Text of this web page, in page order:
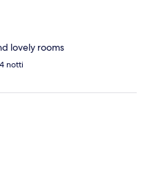
lovely rooms
notti